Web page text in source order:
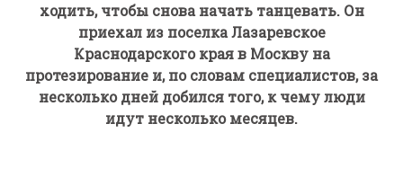
ходить, чтобы снова начать танцевать. Он
приехал из поселка Лазаревское
Краснодарского края в Москву на
протезирование и, по словам специалистов, за
несколько дней добился того, к чему люди
идут несколько месяцев.